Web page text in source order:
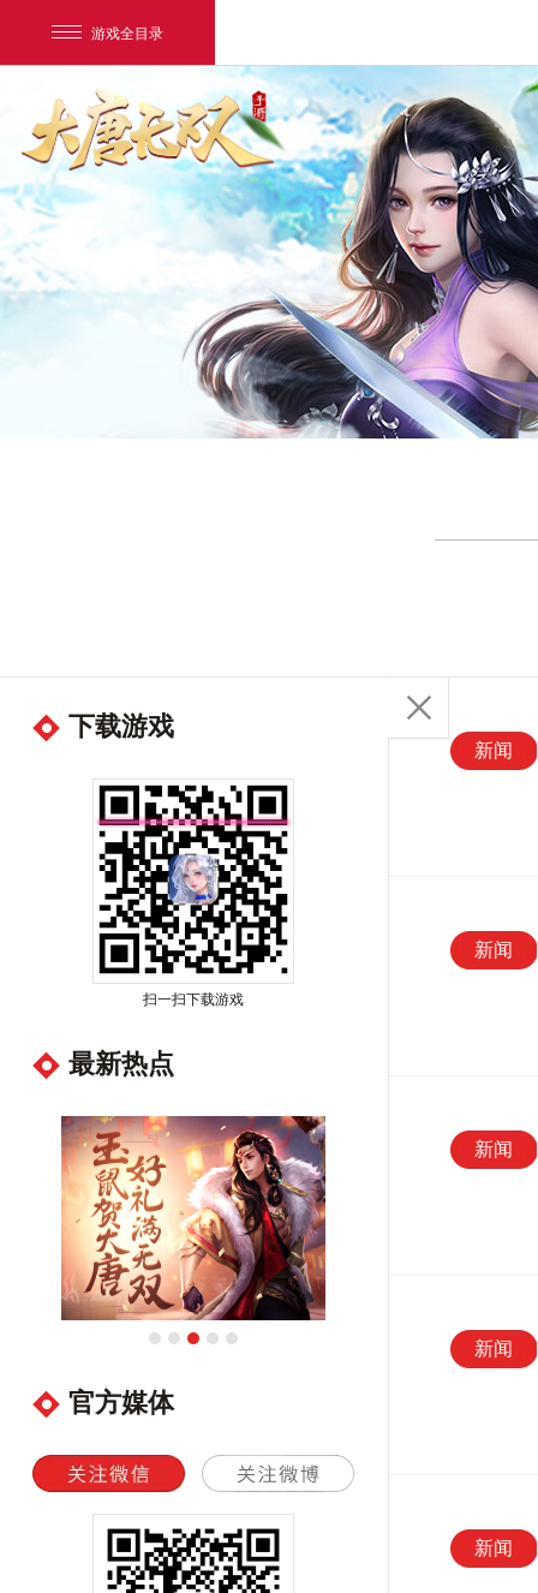
游戏全目录
网易游戏
游戏爱好者
我的足迹： 大唐无双唯美篇
新闻
新闻
新闻
新闻
新闻
立
下
下载游戏
扫一扫下载游戏
最新热点
官方媒体